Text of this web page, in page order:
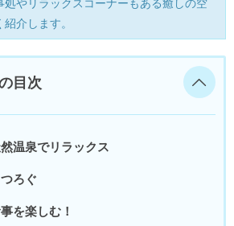
処やリラックスコーナーもある癒しの空
介します。
目次
温泉でリラックス
ろぐ
を楽しむ！